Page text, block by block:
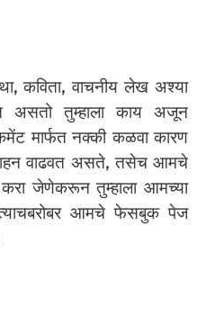
कविता, वाचनीय लेख अश्या
असतो तुम्हाला काय अजून
मार्फत नक्की कळवा कारण
वाढवत असते, तसेच आमचे
जेणेकरून तुम्हाला आमच्या
आमचे फेसबुक पेज